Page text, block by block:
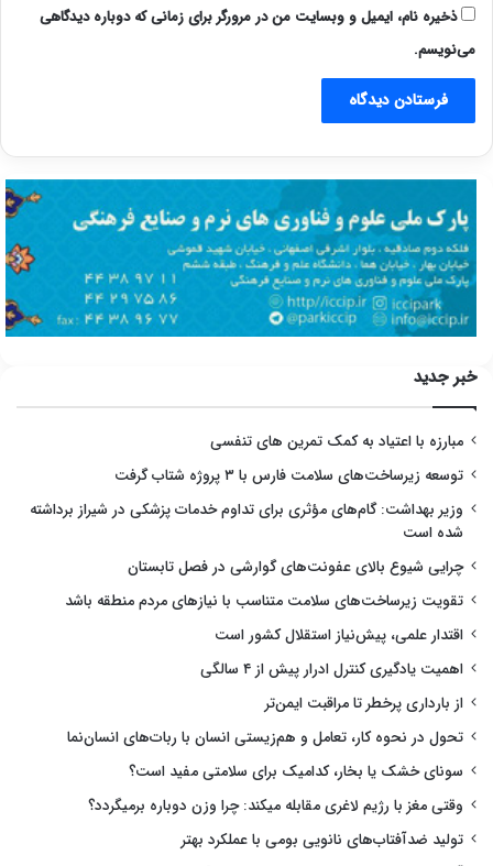
ذخیره نام، ایمیل و وبسایت من در مرورگر برای زمانی که دوباره دیدگاهی
می‌نویسم.
خبر جدید
مبارزه با اعتیاد به کمک تمرین های تنفسی
توسعه زیرساخت‌های سلامت فارس با ۳ پروژه شتاب گرفت
وزیر بهداشت: گام‌های مؤثری برای تداوم خدمات پزشکی در شیراز برداشته
شده است
چرایی شیوع بالای عفونت‌های گوارشی در فصل تابستان
تقویت زیرساخت‌های سلامت متناسب با نیازهای مردم منطقه باشد
اقتدار علمی، پیش‌نیاز استقلال کشور است
اهمیت یادگیری کنترل ادرار پیش از ۴ سالگی
از بارداری پرخطر تا مراقبت ایمن‌تر
تحول در نحوه کار، تعامل و هم‌زیستی انسان با ربات‌های انسان‌نما
سونای خشک یا بخار، کدامیک برای سلامتی مفید است؟
وقتی مغز با رژیم لاغری مقابله میکند: چرا وزن دوباره برمیگردد؟
تولید ضدآفتاب‌های نانویی بومی با عملکرد بهتر